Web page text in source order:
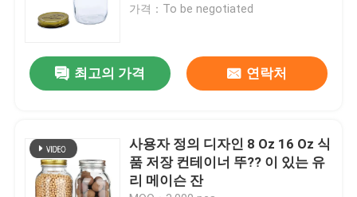
품질 관리
연락처
견적 요청
가격：To be negotiated
최고의 가격 연락처
사용자 정의 디자인 8 Oz 16 Oz 식
품 저장 컨테이너 뚜?? 이 있는 유
리 메이슨 잔